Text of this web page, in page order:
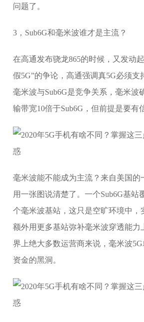
问题了。
3，Sub6G和毫米波谁才是主流？
在高通发布骁龙865的时候，又发动
假5G”的争论，高通强调真5G必须支
毫米波与Sub6G是竞争关系，毫米波
输带宽10倍于Sub6G，但前提是要有
毫米波能不能成为主流？来自美国的
用一张图说清楚了。一个Sub6G基站
个毫米波基站，这只是空旷环境中，
额外用更多基站弥补毫米波穿透能力
界上绝大多数运营商来说，毫米波
资金的黑洞。